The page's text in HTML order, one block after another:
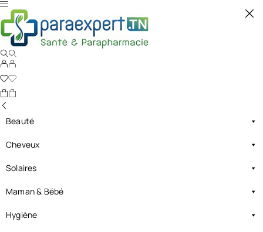
Beauté
Cheveux
Solaires
Maman & Bébé
Hygiène